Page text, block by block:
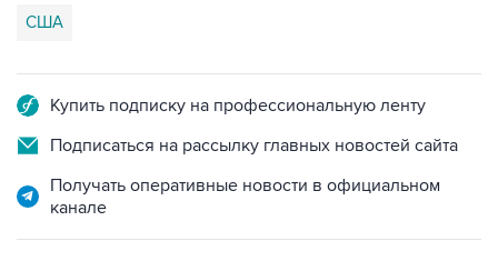
США
Купить подписку на профессиональную ленту
Подписаться на рассылку главных новостей сайта
Получать оперативные новости в официальном
канале